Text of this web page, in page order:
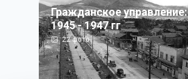
Гражданское управление:
1945 - 1947 гг
22фото